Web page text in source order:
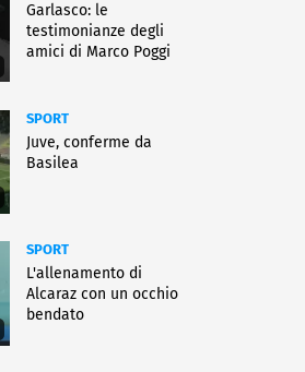
Garlasco: le
testimonianze degli
amici di Marco Poggi
SPORT
Juve, conferme da
Basilea
SPORT
L'allenamento di
Alcaraz con un occhio
bendato